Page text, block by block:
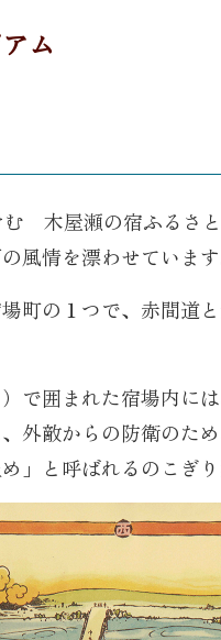
ム
む 木屋瀬の宿ふるさ
風情を漂わせています
町の１つで、赤間道
で囲まれた宿場内に
外敵からの防衛のた
」と呼ばれるのこぎ